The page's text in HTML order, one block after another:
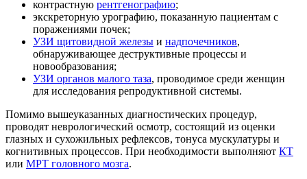
контрастную рентгенографию;
экскреторную урографию, показанную пациентам с
поражениями почек;
УЗИ щитовидной железы и надпочечников,
обнаруживающее деструктивные процессы и
новообразования;
УЗИ органов малого таза, проводимое среди женщин
для исследования репродуктивной системы.
Помимо вышеуказанных диагностических процедур,
проводят неврологический осмотр, состоящий из оценки
глазных и сухожильных рефлексов, тонуса мускулатуры и
когнитивных процессов. При необходимости выполняют КТ
или МРТ головного мозга.